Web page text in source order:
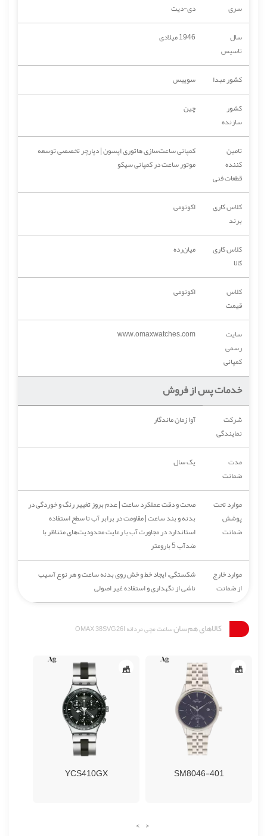
سری
دی-دیت
سال
تاسیس
1946 میلادی
کشور مبدا
سوییس
کشور
سازنده
چین
تامین
کننده
قطعات فنی
کمپانی ساعت‌سازی هاتوری اِپسون | دپارچر تخصصی توسعه
موتور ساعت در کمپانی سیکو
کلاس کاری
برند
اکونومی
کلاس کاری
کالا
میان‌رده
کلاس
قیمت
اکونومی
سایت
رسمی
کمپانی
www.omaxwatches.com
خدمات پس از فروش
شرکت
نمایندگی
آوا زمان ماندگار
مدت
ضمانت
یک سال
موارد تحت
پوشش
ضمانت
صحت و دقت عملکرد ساعت | عدم بروز تغییر رنگ و خوردگی در
بدنه و بند ساعت | مقاومت در برابر آب تا سطح استفاده
استاندارد در مجاورت آب با رعایت محدودیت‌های متناظر با
ضدآب 5 بارومتر
موارد خارج
از ضمانت
شکستگی، ایجاد خط و خش روی بدنه ساعت و هر نوع آسیب
ناشی از نگهداری و استفاده غیر اصولی
کالاهای هم‌سانساعت مچی مردانه OMAX 38SVG26I
SM8046-401
YCS410GX
‹
›